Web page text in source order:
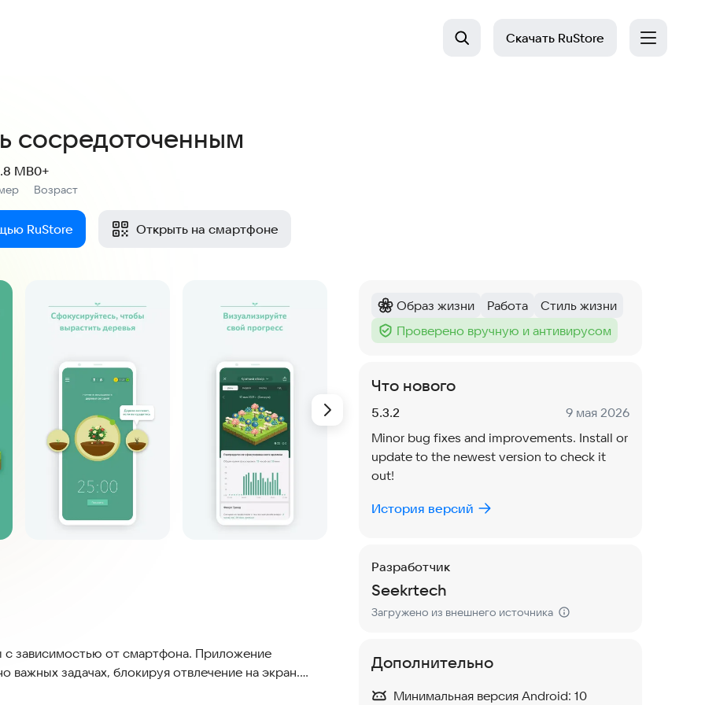
Скачать RuStore
сосредоточенным
MB
Возраст
0+
RuStore Открыть на смартфоне
зависимостью от смартфона. Приложение
важных задачах, блокируя отвлечение на экран.
приятные награды за каждый достигнутый
Категория:
Образ жизни
Тег:
Работа
Тег:
Стиль жизни
Тег :
Проверено вручную и антивирусом
Что нового
Версия:
5.3.2 Дата:
9 мая 2026
Minor bug fixes and improvements. Install or
update to the newest version to check it
out!
История версий
Разработчик
Seekrtech
Загружено из внешнего источника
Дополнительно
Минимальная версия Android: 10